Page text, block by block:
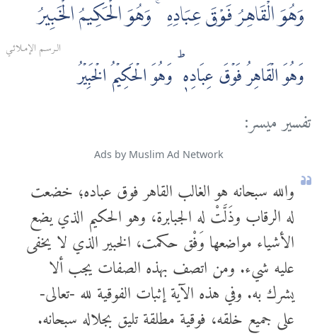
وَهُوَ الْقَاهِرُ فَوْقَ عِبَادِهِۦ ۚ وَهُوَ الْحَكِيمُ الْخَبِيرُ
الـرسـم الإمـلائـي
وَهُوَ الۡقَاهِرُ فَوۡقَ عِبَادِهٖ‌ ؕ وَهُوَ الۡحَكِيۡمُ الۡخَبِيۡرُ
تفسير ميسر:
Ads by Muslim Ad Network
والله سبحانه هو الغالب القاهر فوق عباده؛ خضعت
له الرقاب وذَلَّتْ له الجبابرة، وهو الحكيم الذي يضع
الأشياء مواضعها وَفْق حكمت، الخبير الذي لا يخفى
عليه شيء. ومن اتصف بهذه الصفات يجب ألا
يشرك به. وفي هذه الآية إثبات الفوقية لله -تعالى-
على جميع خلقه، فوقية مطلقة تليق بجلاله سبحانه.